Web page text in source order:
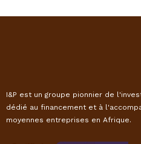
I&P est un groupe pionnier de
dédié au financement et à
moyennes entreprises en Afrique.